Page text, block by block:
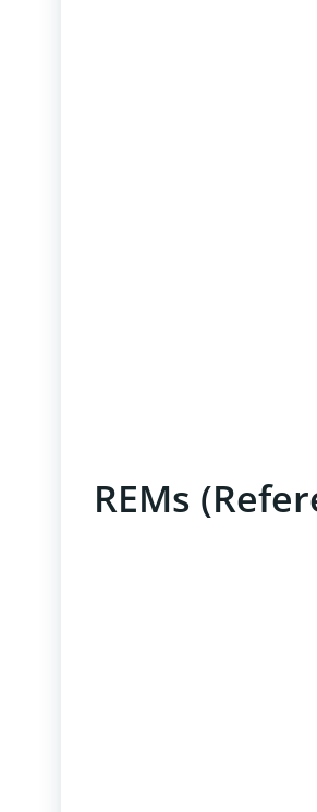
REMs